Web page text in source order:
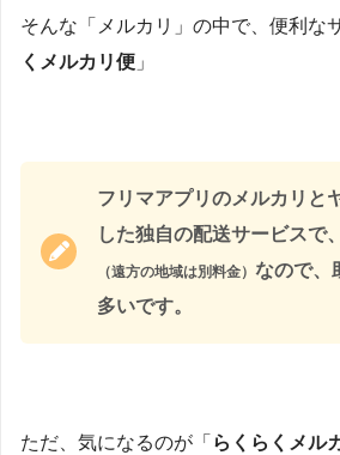
そんな「メルカリ」の中で、便利な
くメルカリ便 」
フリマアプリのメルカリと
した独自の配送サービスで
（遠方の地域は別料金） なので、
多いです。
ただ、気になるのが「 らくらくメル